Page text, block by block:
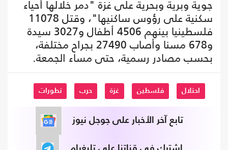
جوية وبرية وبحرية على غزة "دمر خلالها أحياء
سكنية على رؤوس ساكنيها"، وقتل 11078
فلسطينيا بينهم 4506 أطفال و3027 سيدة
و678 مسنا وأصاب 27490 بجراح مختلفة،
بحسب مصادر رسمية، حتى مساء الجمعة.
احتلال فلسطين غزة حرب تطورات
تابع آخر الأخبار على جوجل نيوز